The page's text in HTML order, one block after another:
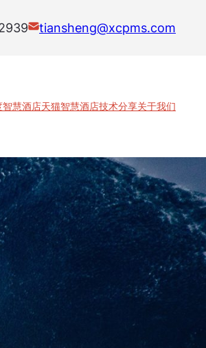
tiansheng@xcpms.com
智慧酒店天猫智慧酒店技术分享关于我们